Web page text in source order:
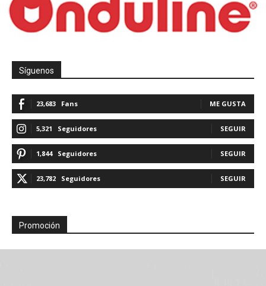
Síguenos
23,683 Fans ME GUSTA
5,321 Seguidores SEGUIR
1,844 Seguidores SEGUIR
23,782 Seguidores SEGUIR
Promoción